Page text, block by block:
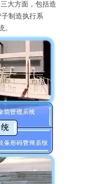
大方面，包括造
制造执行系
。